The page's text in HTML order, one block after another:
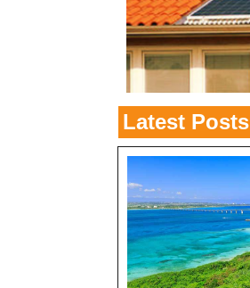
Latest Posts